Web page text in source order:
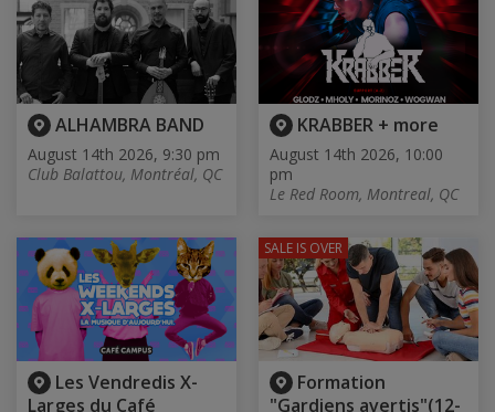
ALHAMBRA BAND
August 14th 2026, 9:30 pm
Club Balattou, Montréal, QC
KRABBER + more
August 14th 2026, 10:00
pm
Le Red Room, Montreal, QC
Les Vendredis X-
Larges du Café
Formation
"Gardiens avertis"(12-
SALE IS OVER